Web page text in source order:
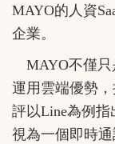
MAYO的人資
企業。
MAYO不僅只
運用雲端優勢
評以Line為例
視為一個即時